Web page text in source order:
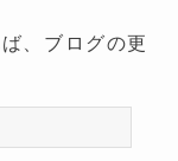
、ブログの更